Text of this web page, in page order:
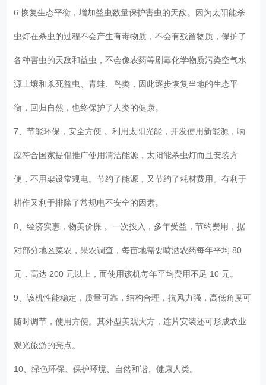
6.恢复生态平衡，增加益虫数量保护害虫的天敌。因为太阳能杀
虫灯在杀虫的过程不会产生有毒物质，不会有残留物质，保护了
各种害虫的天敌和益虫，不会像农药等剧毒化学物质污染空气水
源土壤和杀死益虫、青蛙、鸟类，因此逐步恢复当地的生态平
衡，回归自然，也终保护了人类的健康。
7、节能环保，安全方便 。利用太阳光能，开发使用新能源，响
应符合国家提倡推广使用清洁能源，太阳能杀虫灯而且安装方
便，不用架设常规电。节约了能源，又节约了耗材费用。有利于
耕作又利于排除了常规电不安全的因素。
8、经济实惠，物美价廉 。一次投入，多年受益，节约费用，据
对部分地区菜农，果农调查，每亩地需要喷洒农药每年平均 80
元，高达 200 元以上，而使用该机每年平均费用不足 10 元。
9、该机性能稳定，质量可靠，结构合理，抗风力强，高低角度可
随时调节，使用方便。其外型美观大方，连片安装还可形成农业
观光旅游的亮点。
10、绿色环保、保护环境、自然和谐、健康人类。